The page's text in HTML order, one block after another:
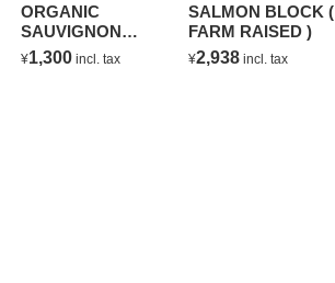
ORGANIC
SAUVIGNON
BLANC
¥1,300 incl. tax
SALMON BLOCK (
FARM RAISED )
¥2,938 incl. tax